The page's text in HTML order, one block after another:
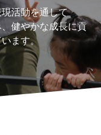
活動を通して
健やかな成長に貢
ます。